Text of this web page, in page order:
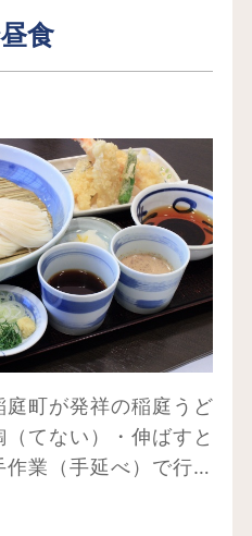
食
町が発祥の稲庭うど
てない）・伸ばすと
業（手延べ）で行わ